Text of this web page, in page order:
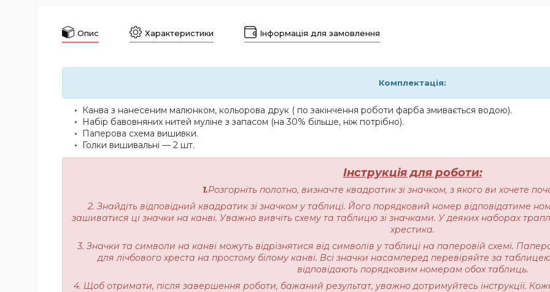
Опис Характеристики Інформація для замовлення
Комплектація:
Канва з нанесеним малюнком, кольорова друк ( по закінчення роботи фарба змивається водою).
Набір бавовняних нитей муліне з запасом (на 30% більше, ніж потрібно).
Паперова схема вишивки.
Голки вишивальні — 2 шт.
Інструкція для роботи:
1.Розгорніть полотно, визначте квадратик зі значком, з якого ви хочете
2. Знайдіть відповідний квадратик зі значком у таблиці. Його порядковий номер відповідатиме
зашиватися ці значки на канві. Уважно вивчіть схему та таблицю зі значками. У деяких наборах
хрестика.
3. Значки та символи на канві можуть відрізнятися від символів у таблиці на паперовій схемі.
для лічбового хреста на простому білому канві. Всі значки насамперед перевіряйте за
відповідають порядковим номерам обох таблиць.
4. Щоб отримати, після завершення роботи, бажаний результат, уважно дотримуйтесь інструкції.